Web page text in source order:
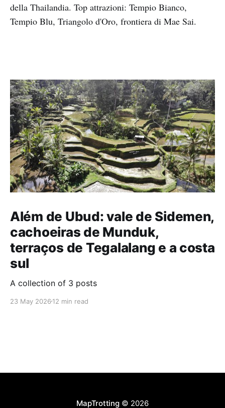
della Thailandia. Top attrazioni: Tempio Bianco,
Tempio Blu, Triangolo d'Oro, frontiera di Mae Sai.
Além de Ubud: vale de Sidemen,
cachoeiras de Munduk,
terraços de Tegalalang e a costa
sul
A collection of 3 posts
23 May 2026 12 min read
MapTrotting© 2026